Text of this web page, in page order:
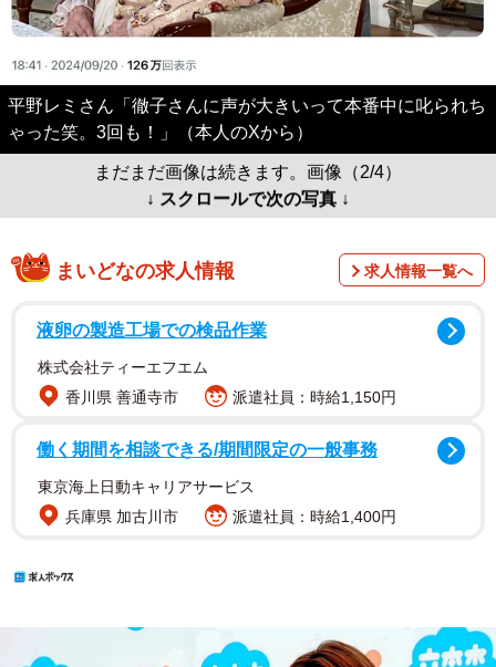
平野レミさん「徹子さんに声が大きいって本番中に叱られち
ゃった笑。3回も！」（本人のXから）
まだまだ画像は続きます。画像（2/4）
↓ スクロールで次の写真 ↓
まいどなの求人情報 求人情報一覧へ
液卵の製造工場での検品作業
株式会社ティーエフエム
香川県 善通寺市
派遣社員：時給1,150円
働く期間を相談できる/期間限定の一般事務
東京海上日動キャリアサービス
兵庫県 加古川市
派遣社員：時給1,400円